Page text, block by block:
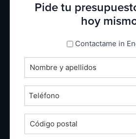
Pide tu
hoy
espanol_espanolContactame in
Nombre
completo
*Teléfono
Código
postal